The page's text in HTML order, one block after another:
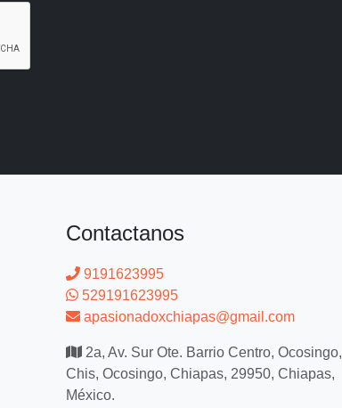
Contactanos
9191623995
529191623995
apasionadoxchiapas@gmail.com
2a, Av. Sur Ote. Barrio Centro, Ocosingo,
Chis, Ocosingo, Chiapas, 29950, Chiapas,
México.